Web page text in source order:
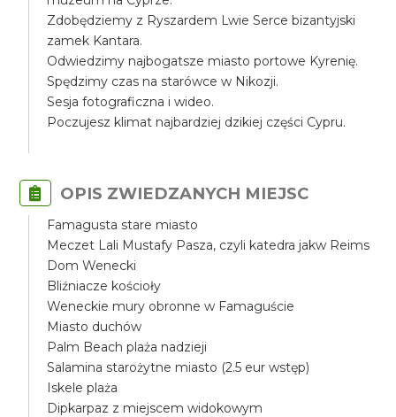
Zdobędziemy z Ryszardem Lwie Serce bizantyjski
zamek Kantara.
Odwiedzimy najbogatsze miasto portowe Kyrenię.
Spędzimy czas na starówce w Nikozji.
Sesja fotograficzna i wideo.
Poczujesz klimat najbardziej dzikiej części Cypru.
OPIS ZWIEDZANYCH MIEJSC
Famagusta stare miasto
Meczet Lali Mustafy Pasza, czyli katedra jakw Reims
Dom Wenecki
Bliźniacze kościoły
Weneckie mury obronne w Famaguście
Miasto duchów
Palm Beach plaża nadzieji
Salamina starożytne miasto (2.5 eur wstęp)
Iskele plaża
Dipkarpaz z miejscem widokowym